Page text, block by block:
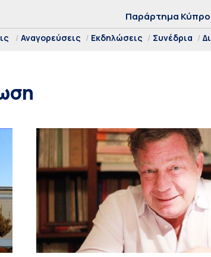
Παράρτημα
Αναγορεύσεις Εκδηλώσεις Συνέδρια